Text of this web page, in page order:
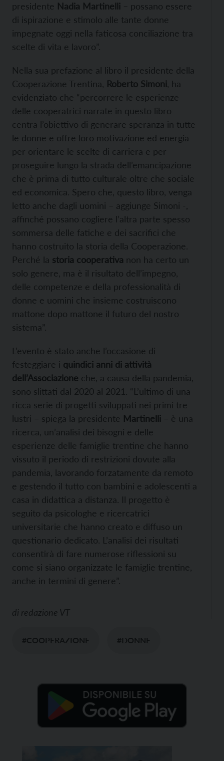
presidente Nadia Martinelli – possano essere
di ispirazione e stimolo alle tante donne
impegnate oggi nella faticosa conciliazione tra
scelte di vita e lavoro”.
Nella sua prefazione al libro il presidente della
Cooperazione Trentina, Roberto Simoni , ha
evidenziato che “percorrere le esperienze
delle cooperatrici narrate in questo libro
centra l’obiettivo di generare speranza in tutte
le donne e offre loro motivazione ed energia
per orientare le scelte di carriera e per
proseguire lungo la strada dell’emancipazione
che è prima di tutto culturale oltre che sociale
ed economica. Spero che, questo libro, venga
letto anche dagli uomini – aggiunge Simoni -,
affinché possano cogliere l’altra parte spesso
sommersa delle fatiche e dei sacrifici che
hanno costruito la storia della Cooperazione.
Perché la storia cooperativa non ha certo un
solo genere, ma è il risultato dell’impegno,
delle competenze e della professionalità di
donne e uomini che insieme costruiscono
mattone dopo mattone il futuro del nostro
sistema”.
L’evento è stato anche l’occasione di
festeggiare i quindici anni di attività
dell’Associazione che, a causa della pandemia,
sono slittati dal 2020 al 2021. “L’ultimo di una
ricca serie di progetti sviluppati nei primi tre
lustri – spiega la presidente Martinelli – è una
ricerca, un’analisi dei bisogni e delle
esperienze delle famiglie trentine che hanno
vissuto il periodo di restrizioni dovute alla
pandemia, lavorando forzatamente da remoto
e gestendo il tutto con bambini e adolescenti a
casa in didattica a distanza. Il progetto è
seguito da psicologhe e ricercatrici
universitarie che hanno creato e diffuso un
questionario dedicato. L’analisi dei risultati
consentirà di fare numerose riflessioni su
come si siano organizzate le famiglie trentine,
anche in termini di genere”.
di redazione VT
#COOPERAZIONE #DONNE